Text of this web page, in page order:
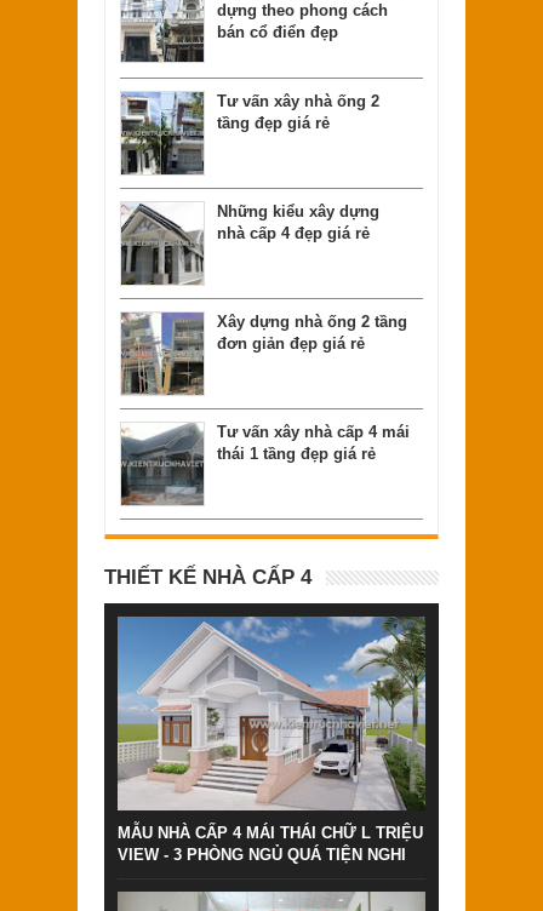
dựng theo phong cách
bán cổ điển đẹp
Tư vấn xây nhà ống 2
tầng đẹp giá rẻ
Những kiểu xây dựng
nhà cấp 4 đẹp giá rẻ
Xây dựng nhà ống 2 tầng
đơn giản đẹp giá rẻ
Tư vấn xây nhà cấp 4 mái
thái 1 tầng đẹp giá rẻ
THIẾT KẾ NHÀ CẤP 4
MẪU NHÀ CẤP 4 MÁI THÁI CHỮ L TRIỆU
VIEW - 3 PHÒNG NGỦ QUÁ TIỆN NGHI